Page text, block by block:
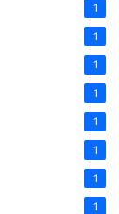
1
1
1
1
1
1
1
1